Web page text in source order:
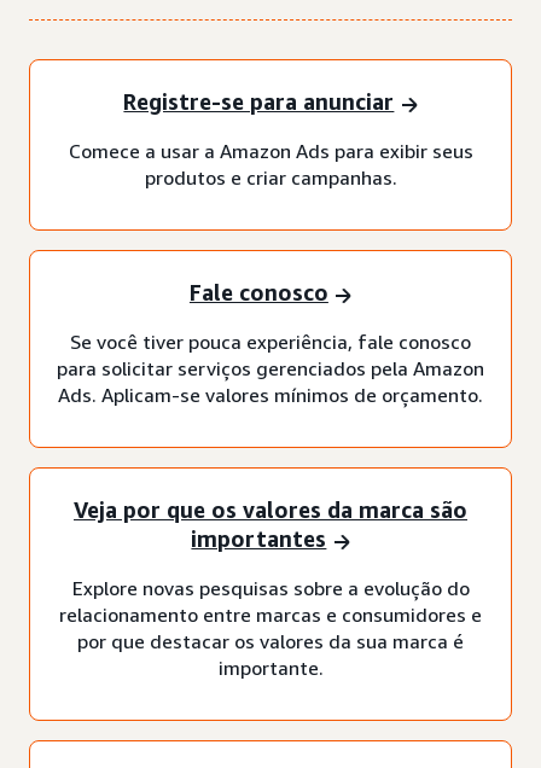
Registre-se para anunciar
Comece a usar a Amazon Ads para exibir seus
produtos e criar campanhas.
Fale conosco
Se você tiver pouca experiência, fale conosco
para solicitar serviços gerenciados pela Amazon
Ads. Aplicam-se valores mínimos de orçamento.
Veja por que os valores da marca são
importantes
Explore novas pesquisas sobre a evolução do
relacionamento entre marcas e consumidores e
por que destacar os valores da sua marca é
importante.